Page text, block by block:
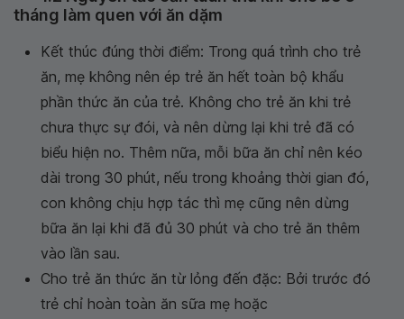
tháng làm quen với ăn dặm
Kết thúc đúng thời điểm: Trong quá trình cho trẻ
ăn, mẹ không nên ép trẻ ăn hết toàn bộ khẩu
phần thức ăn của trẻ. Không cho trẻ ăn khi trẻ
chưa thực sự đói, và nên dừng lại khi trẻ đã có
biểu hiện no. Thêm nữa, mỗi bữa ăn chỉ nên kéo
dài trong 30 phút, nếu trong khoảng thời gian đó,
con không chịu hợp tác thì mẹ cũng nên dừng
bữa ăn lại khi đã đủ 30 phút và cho trẻ ăn thêm
vào lần sau.
Cho trẻ ăn thức ăn từ lỏng đến đặc: Bởi trước đó
trẻ chỉ hoàn toàn ăn sữa mẹ hoặc